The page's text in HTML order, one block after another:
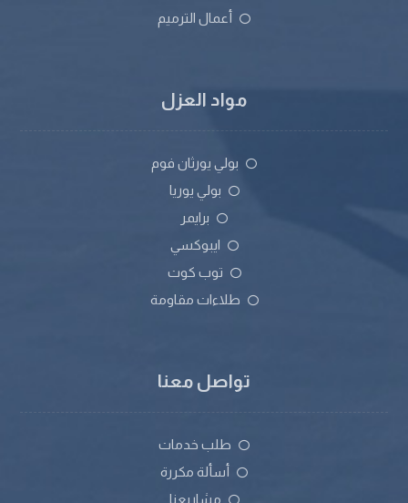
أعمال الترميم
مواد العزل
بولي يورثان فوم
بولي يوريا
برايمر
ايبوكسي
توب كوت
طلاءات مقاومة
تواصل معنا
طلب خدمات
أسألة مكررة
مشاريعنا